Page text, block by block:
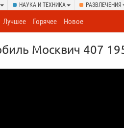
НАУКА И ТЕХНИКА РАЗВЛЕЧЕНИЯ
Лучшее Горячее Новое
Москвич 407